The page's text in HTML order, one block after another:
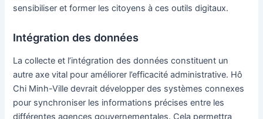
sensibiliser et former les citoyens à ces outils digitaux.
Intégration des données
La collecte et l’intégration des données constituent un
autre axe vital pour améliorer l’efficacité administrative. Hô
Chi Minh-Ville devrait développer des systèmes connexes
pour synchroniser les informations précises entre les
différentes agences gouvernementales. Cela permettra